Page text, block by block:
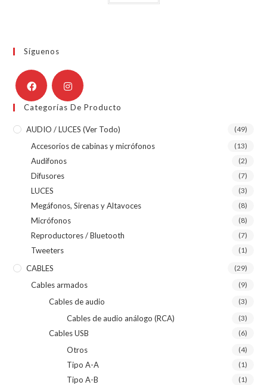
Síguenos
Categorías De Producto
AUDIO / LUCES (ver Todo) (49)
Accesorios de cabinas y micrófonos (13)
Audífonos (2)
Difusores (7)
LUCES (3)
Megáfonos, Sirenas y Altavoces (8)
Micrófonos (8)
Reproductores / Bluetooth (7)
Tweeters (1)
CABLES (29)
Cables armados (9)
Cables de audio (3)
Cables de audio análogo (RCA) (3)
Cables USB (6)
Otros (4)
Tipo A-A (1)
Tipo A-B (1)